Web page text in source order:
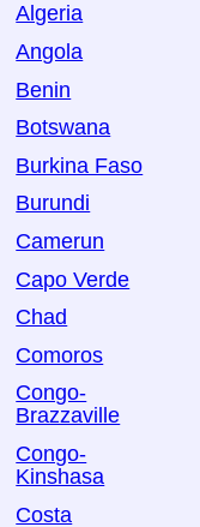
Algeria
Angola
Benin
Botswana
Burkina Faso
Burundi
Camerun
Capo Verde
Chad
Comoros
Congo-
Brazzaville
Congo-
Kinshasa
Costa